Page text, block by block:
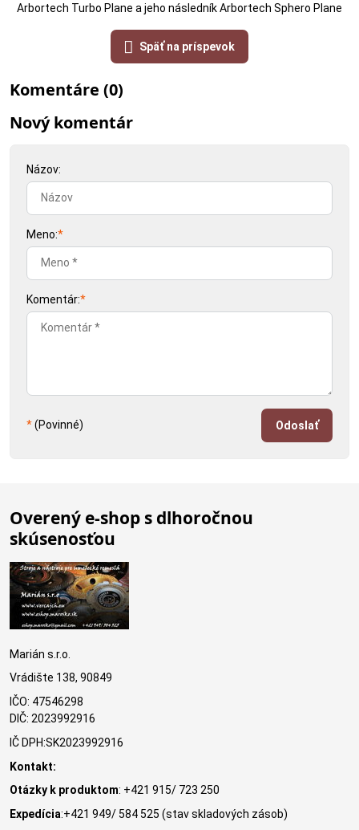
Arbortech Turbo Plane a jeho následník Arbortech Sphero Plane
Späť na príspevok
Komentáre (0)
Nový komentár
Názov:
Meno:*
Komentár:*
*(Povinné) Odoslať
Overený e-shop s dlhoročnou
skúsenosťou
Marián s.r.o.
Vrádište 138, 90849
IČO: 47546298
DIČ: 2023992916
IČ DPH:SK2023992916
Kontakt:
Otázky k produktom: +421 915/ 723 250
Expedícia:+421 949/ 584 525 (stav skladových zásob)